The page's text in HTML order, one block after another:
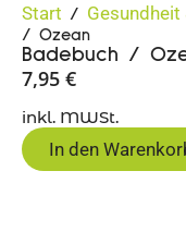
Start / Gesundheit
/ Ozean
Badebuch /
7,95 €
inkl. MWSt.
In den